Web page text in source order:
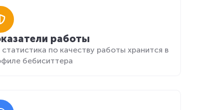
работы
статистика по качеству работы хранится в
бебиситтера